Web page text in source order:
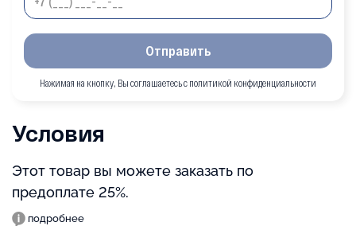
Отправить
Нажимая на кнопку, Вы соглашаетесь с политикой конфиденциальности
Условия
Этот товар вы можете заказать по
предоплате 25%.
подробнее